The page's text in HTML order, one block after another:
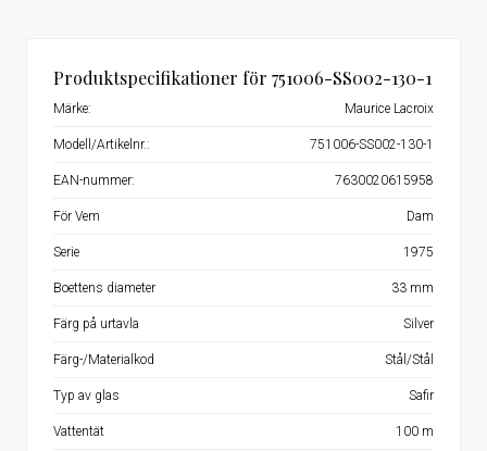
Produktspecifikationer för 751006-SS002-130-1
Märke: Maurice Lacroix
Modell/Artikelnr.: 751006-SS002-130-1
EAN-nummer: 7630020615958
För Vem Dam
Serie 1975
Boettens diameter 33 mm
Färg på urtavla Silver
Färg-/Materialkod Stål/Stål
Typ av glas Safir
Vattentät 100 m